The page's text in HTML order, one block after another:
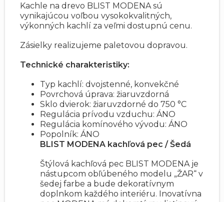
Kachle na drevo BLIST MODENA sú
vynikajúcou voľbou vysokokvalitných,
výkonných kachlí za veľmi dostupnú cenu.
Zásielky realizujeme paletovou dopravou.
Technické charakteristiky:
Typ kachlí: dvojstenné, konvekčné
Povrchová úprava: žiaruvzdorná
Sklo dvierok: žiaruvzdorné do 750 °C
Regulácia prívodu vzduchu: ÁNO
Regulácia komínového vývodu: ÁNO
Popolník: ÁNO
BLIST MODENA kachľová pec / Šedá
Štýlová kachľová pec BLIST MODENA je
nástupcom obľúbeného modelu „ŽAR“ v
šedej farbe a bude dekoratívnym
doplnkom každého interiéru. Inovatívna